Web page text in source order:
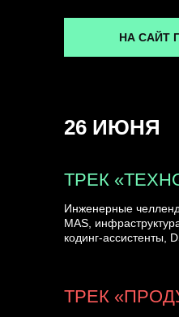
26 ИЮНЯ
ТРЕК
Инженерные
MAS,
кодинг-ассистенты,
ТРЕК
НА САЙТ